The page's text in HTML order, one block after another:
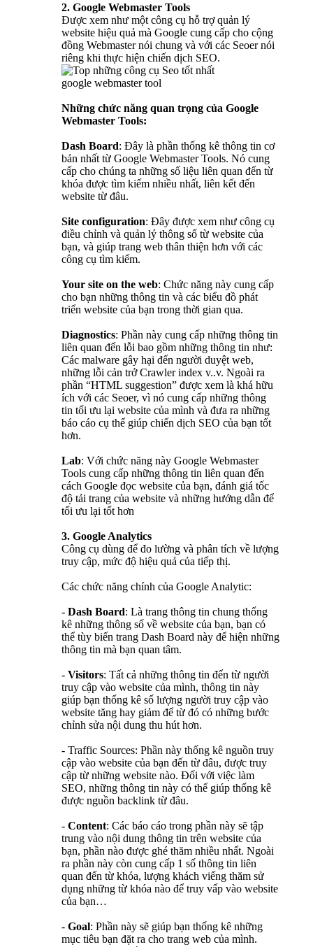
2. Google Webmaster Tools
Được xem như một công cụ hỗ trợ quản lý
website hiệu quả mà Google cung cấp cho cộng
đồng Webmaster nói chung và với các Seoer nói
riêng khi thực hiện chiến dịch SEO.
google webmaster tool
Những chức năng quan trọng của Google
Webmaster Tools:
Dash Board: Đây là phần thống kê thông tin cơ
bản nhất từ Google Webmaster Tools. Nó cung
cấp cho chúng ta những số liệu liên quan đến từ
khóa được tìm kiếm nhiều nhất, liên kết đến
website từ đâu.
Site configuration: Đây được xem như công cụ
điều chỉnh và quản lý thông số từ website của
bạn, và giúp trang web thân thiện hơn với các
công cụ tìm kiếm.
Your site on the web: Chức năng này cung cấp
cho bạn những thông tin và các biểu đồ phát
triển website của bạn trong thời gian qua.
Diagnostics: Phần này cung cấp những thông tin
liên quan đến lỗi bao gồm những thông tin như:
Các malware gây hại đến người duyệt web,
những lỗi cản trở Crawler index v..v. Ngoài ra
phần “HTML suggestion” được xem là khá hữu
ích với các Seoer, vì nó cung cấp những thông
tin tối ưu lại website của mình và đưa ra những
báo cáo cụ thể giúp chiến dịch SEO của bạn tốt
hơn.
Lab: Với chức năng này Google Webmaster
Tools cung cấp những thông tin liên quan đến
cách Google đọc website của bạn, đánh giá tốc
độ tải trang của website và những hướng dẫn để
tối ưu lại tốt hơn
3. Google Analytics
Công cụ dùng để đo lường và phân tích về lượng
truy cập, mức độ hiệu quả của tiếp thị.
Các chức năng chính của Google Analytic:
- Dash Board: Là trang thông tin chung thống
kê những thông số về website của bạn, bạn có
thể tùy biến trang Dash Board này để hiện những
thông tin mà bạn quan tâm.
- Visitors: Tất cả những thông tin đến từ người
truy cập vào website của mình, thông tin này
giúp bạn thống kê số lượng người truy cập vào
website tăng hay giảm để từ đó có những bước
chỉnh sửa nội dung thu hút hơn.
- Traffic Sources: Phần này thống kê nguồn truy
cập vào website của bạn đến từ đâu, được truy
cập từ những website nào. Đối với việc làm
SEO, những thông tin này có thể giúp thống kê
được nguồn backlink từ đâu.
- Content: Các báo cáo trong phần này sẽ tập
trung vào nội dung thông tin trên website của
bạn, phần nào được ghé thăm nhiều nhất. Ngoài
ra phần này còn cung cấp 1 số thông tin liên
quan đến từ khóa, lượng khách viếng thăm sử
dụng những từ khóa nào để truy vấp vào website
của bạn…
- Goal: Phần này sẽ giúp bạn thống kê những
mục tiêu bạn đặt ra cho trang web của mình.